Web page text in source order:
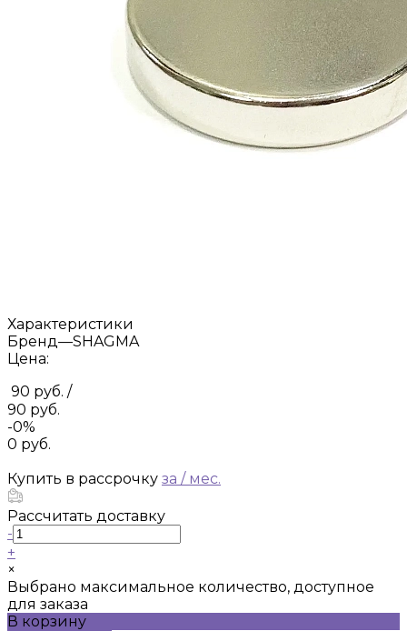
Характеристики
Бренд—SHAGMA
Цена:
90 руб. /
90 руб.
-0%
0 руб.
Купить в рассрочку за / мес.
Рассчитать доставку
-
+
×
Выбрано максимальное количество, доступное
для заказа
В корзину